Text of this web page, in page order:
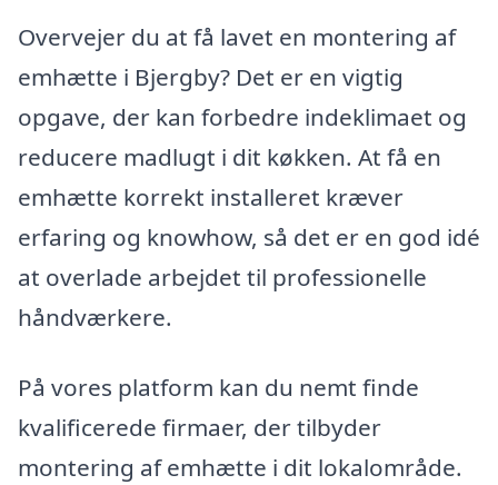
Overvejer du at få lavet en montering af
emhætte i Bjergby? Det er en vigtig
opgave, der kan forbedre indeklimaet og
reducere madlugt i dit køkken. At få en
emhætte korrekt installeret kræver
erfaring og knowhow, så det er en god idé
at overlade arbejdet til professionelle
håndværkere.
På vores platform kan du nemt finde
kvalificerede firmaer, der tilbyder
montering af emhætte i dit lokalområde.